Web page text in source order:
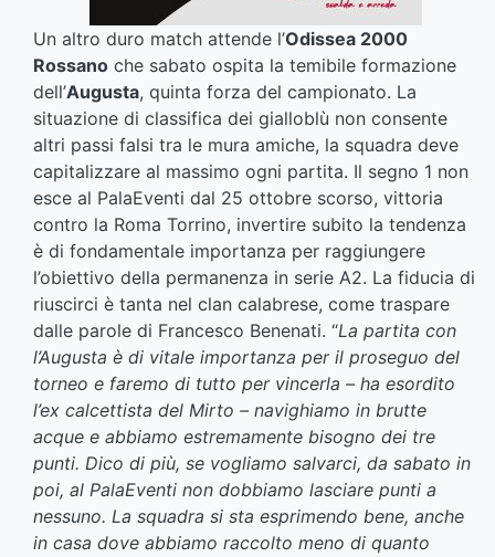
Un altro duro match attende l’Odissea 2000
Rossano che sabato ospita la temibile formazione
dell’Augusta, quinta forza del campionato. La
situazione di classifica dei gialloblù non consente
altri passi falsi tra le mura amiche, la squadra deve
capitalizzare al massimo ogni partita. Il segno 1 non
esce al PalaEventi dal 25 ottobre scorso, vittoria
contro la Roma Torrino, invertire subito la tendenza
è di fondamentale importanza per raggiungere
l’obiettivo della permanenza in serie A2. La fiducia di
riuscirci è tanta nel clan calabrese, come traspare
dalle parole di Francesco Benenati. “La partita con
l’Augusta è di vitale importanza per il proseguo del
torneo e faremo di tutto per vincerla – ha esordito
l’ex calcettista del Mirto – navighiamo in brutte
acque e abbiamo estremamente bisogno dei tre
punti. Dico di più, se vogliamo salvarci, da sabato in
poi, al PalaEventi non dobbiamo lasciare punti a
nessuno. La squadra si sta esprimendo bene, anche
in casa dove abbiamo raccolto meno di quanto